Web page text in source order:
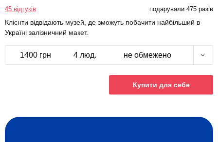
45 відгуків подарували 475 разів
Клієнти відвідають музей, де зможуть побачити найбільший в
Україні залізничний макет.
1400 грн 4 люд. не обмежено
Купити для себе